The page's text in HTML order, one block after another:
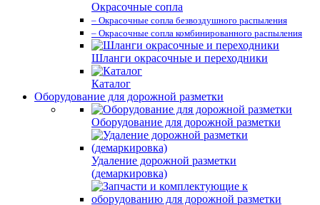
Окрасочные сопла
– Окрасочные сопла безвоздушного распыления
– Окрасочные сопла комбинированного распыления
Шланги окрасочные и переходники
Каталог
Оборудование для дорожной разметки
Оборудование для дорожной разметки
Удаление дорожной разметки
(демаркировка)